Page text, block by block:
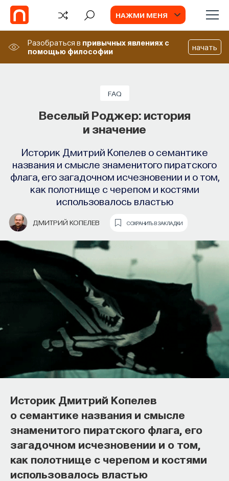
НАЖМИ МЕНЯ
Разобраться в привычных явлениях с
помощью философии
начать
FAQ
Веселый Роджер: история
и значение
Историк Дмитрий Копелев о семантике
названия и смысле знаменитого пиратского
флага, его загадочном исчезновении и о том,
как полотнище с черепом и костями
использовалось властью
ДМИТРИЙ КОПЕЛЕВ СОХРАНИТЬ В ЗАКЛАДКИ
Историк Дмитрий Копелев
о семантике названия и смысле
знаменитого пиратского флага, его
загадочном исчезновении и о том,
как полотнище с черепом и костями
использовалось властью
Запуск рекрутингового сервиса
Naukka Talents
Основатель ПостНауки Ивар Максутов
свою нишу в глобальных deep tech и биотех
компаниях
ПОСТНАУКА СОХРАНИТЬ В ЗАКЛАДКИ
Основатель ПостНауки Ивар
Максутов запускает сервис, который
в глобальных deep tech и биотех
компаниях
В 2012 годуИвар Максутовсоздал проект
ПостНаука, который дал голос учёным и навсегда
изменил медийное пространство на русском